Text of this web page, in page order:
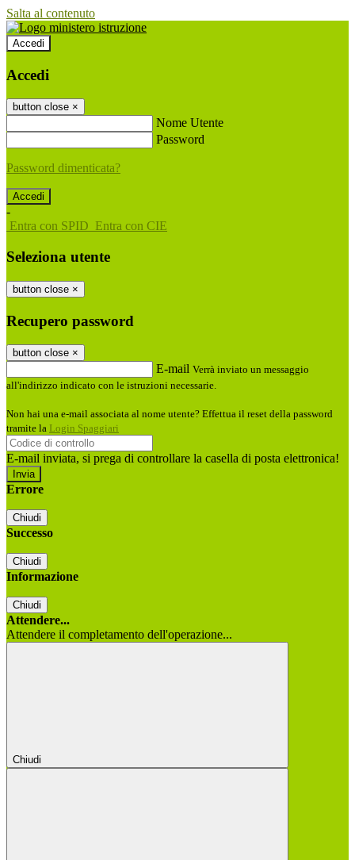
Salta al contenuto
Accedi
Accedi
button close ×
Nome Utente
Password
Password dimenticata?
-
Entra con SPID Entra con CIE
Seleziona utente
button close ×
Recupero password
button close ×
E-mail Verrà inviato un messaggio
all'indirizzo indicato con le istruzioni necessarie.
Non hai una e-mail associata al nome utente? Effettua il reset della password
tramite la Login Spaggiari
E-mail inviata, si prega di controllare la casella di posta elettronica!
Errore
Chiudi
Successo
Chiudi
Informazione
Chiudi
Attendere...
Attendere il completamento dell'operazione...
Chiudi